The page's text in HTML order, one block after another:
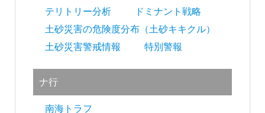
テリトリー分析
ドミナント戦略
土砂災害の危険度分布（土砂キキクル）
土砂災害警戒情報
特別警報
ナ行
南海トラフ